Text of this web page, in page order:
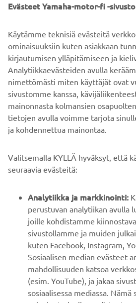
B2B
YAMAHA MUUALLA
ASIAKASTUKI
UUTISKIRJE
Ole ensimmäinen, joka kuulee
erikoistapahtumista, uusista julkaisuista
Evästeet Yamaha-motor-fi -
Käytämme teknisiä evästeitä
ominaisuuksiin kuten asiakkaan
kirjautumisen ylläpitämiseen ja
Analytiikkaevästeiden avulla
nimettömästi miten käyttäjät ovat
sivustomme kanssa,
mainonnasta kolmansien
tietojen avulla voimme tarjota
ja kohdennettua mainontaa.
Valitsemalla KYLLÄ hyväksyt, että
seuraavia evästeitä:
Analytiikka ja markkinointi:
perustuvan analytiikan avulla
joille kohdistamme
sivustollamme ja muiden
kuten Facebook, Instagram,
Sosiaalisen median evästeet
mahdollisuuden katsoa
(esim. YouTube), ja jakaa
sosiaalisessa mediassa. Nämä